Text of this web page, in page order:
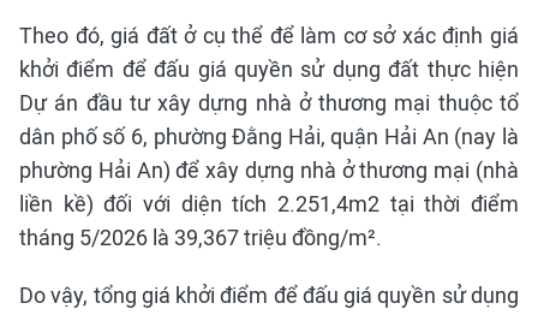
Theo đó, giá đất ở cụ thể để làm cơ sở xác định giá
khởi điểm để đấu giá quyền sử dụng đất thực hiện
Dự án đầu tư xây dựng nhà ở thương mại thuộc tổ
dân phố số 6, phường Đằng Hải, quận Hải An (nay là
phường Hải An) để xây dựng nhà ở thương mại (nhà
liền kề) đối với diện tích 2.251,4m2 tại thời điểm
tháng 5/2026 là 39,367 triệu đồng/m².
Do vậy, tổng giá khởi điểm để đấu giá quyền sử dụng